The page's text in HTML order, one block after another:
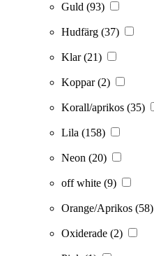
Guld (93)
Hudfärg (37)
Klar(21)
Koppar(2)
Korall/aprikos (35)
Lila (158)
Neon (20)
off white (9)
Orange/Aprikos (58)
Oxiderade (2)